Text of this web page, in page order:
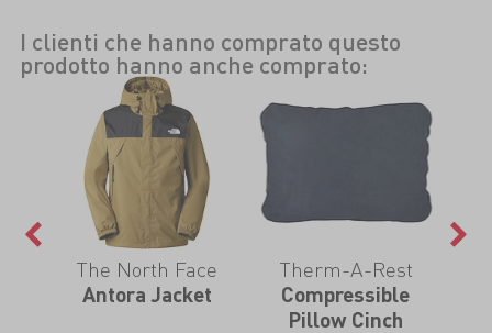
I clienti che hanno comprato questo
prodotto hanno anche comprato:
The North Face
Antora Jacket
Therm-A-Rest
Compressible
Pillow Cinch